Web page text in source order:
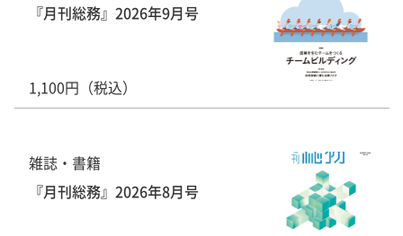
『月刊総務』2026年9月号
1,100円（税込）
雑誌・書籍
『月刊総務』2026年8月号